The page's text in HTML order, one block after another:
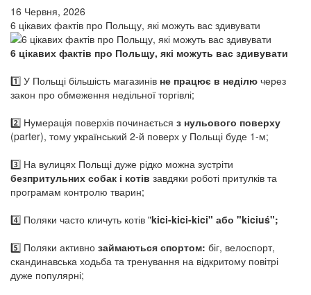
16 Червня, 2026
6 цікавих фактів про Польщу, які можуть вас здивувати
6 цікавих фактів про Польщу, які можуть вас здивувати
1️⃣ У Польщі більшість магазинів не працює в неділю через
закон про обмеження недільної торгівлі;
2️⃣ Нумерація поверхів починається з нульового поверху
(parter), тому український 2-й поверх у Польщі буде 1-м;
3️⃣ На вулицях Польщі дуже рідко можна зустріти
безпритульних собак і котів завдяки роботі притулків та
програмам контролю тварин;
4️⃣ Поляки часто кличуть котів "kici-kici-kici" або "kiciuś";
5️⃣ Поляки активно займаються спортом: біг, велоспорт,
скандинавська ходьба та тренування на відкритому повітрі
дуже популярні;